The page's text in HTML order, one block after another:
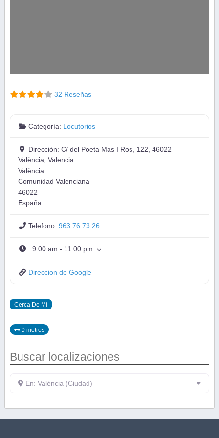
32 Reseñas
Categoría: Locutorios
Dirección:C/ del Poeta Mas I Ros, 122, 46022
València, Valencia
València
Comunidad Valenciana
46022
España
Telefono:963 76 73 26
:9:00 am - 11:00 pm
Direccion de Google
Cerca De Mí
0 metros
Buscar localizaciones
En: València (Ciudad)